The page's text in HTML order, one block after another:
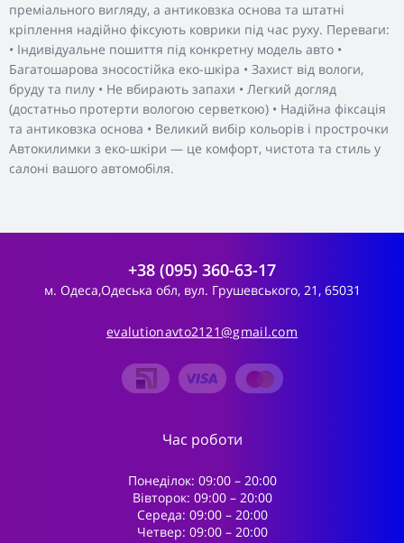
преміального вигляду, а антиковзка основа та штатні
кріплення надійно фіксують коврики під час руху. Переваги:
• Індивідуальне пошиття під конкретну модель авто •
Багатошарова зносостійка еко-шкіра • Захист від вологи,
бруду та пилу • Не вбирають запахи • Легкий догляд
(достатньо протерти вологою серветкою) • Надійна фіксація
та антиковзка основа • Великий вибір кольорів і прострочки
Автокилимки з еко-шкіри — це комфорт, чистота та стиль у
салоні вашого автомобіля.
+38 (095) 360-63-17
м. Одеса,Одеська обл, вул. Грушевського, 21, 65031
evalutionavto2121@gmail.com
Час роботи
Понеділок: 09:00 – 20:00
Вівторок: 09:00 – 20:00
Середа: 09:00 – 20:00
Четвер: 09:00 – 20:00